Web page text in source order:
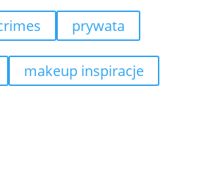
prywata
makeup inspiracje